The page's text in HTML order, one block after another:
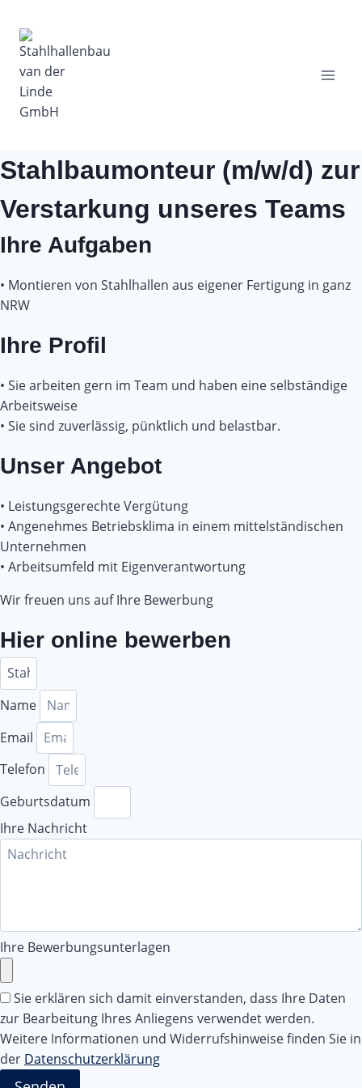
Inhalt
springen
Stahlbaumonteur (m/w/d) zur
Verstarkung unseres Teams
Ihre Aufgaben
• Montieren von Stahlhallen aus eigener Fertigung in ganz
NRW
Ihre Profil
• Sie arbeiten gern im Team und haben eine selbständige
Arbeitsweise
• Sie sind zuverlässig, pünktlich und belastbar.
Unser Angebot
• Leistungsgerechte Vergütung
• Angenehmes Betriebsklima in einem mittelständischen
Unternehmen
• Arbeitsumfeld mit Eigenverantwortung
Wir freuen uns auf Ihre Bewerbung
Hier online bewerben
Name
Email
Telefon
Geburtsdatum
Ihre Nachricht
Ihre Bewerbungsunterlagen
Sie erklären sich damit einverstanden, dass Ihre Daten
zur Bearbeitung Ihres Anliegens verwendet werden.
Weitere Informationen und Widerrufshinweise finden Sie in
der Datenschutzerklärung